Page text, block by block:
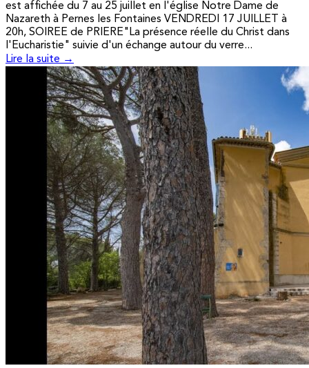
est affichée du 7 au 25 juillet en l'église Notre Dame de
Nazareth à Pernes les Fontaines VENDREDI 17 JUILLET à
20h, SOIREE de PRIERE"La présence réelle du Christ dans
l'Eucharistie" suivie d'un échange autour du verre...
Lire la suite →